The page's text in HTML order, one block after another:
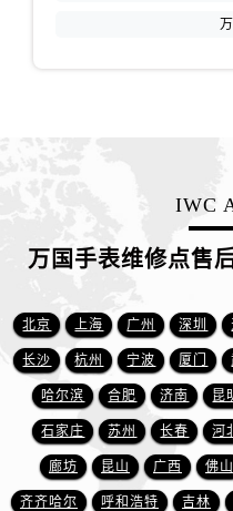
IWC
万国手表维修点售
北京 上海 广州 深圳
长沙 杭州 宁波 厦门
哈尔滨 合肥 济南 昆
石家庄 苏州 长春 河
廊坊 昆山 广西 佛山
齐齐哈尔 呼和浩特 吉林